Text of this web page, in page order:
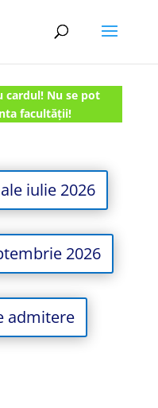
cardul! Nu se pot
facultății!
iulie 2026
2026
admitere